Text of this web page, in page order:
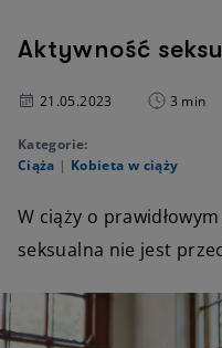
Aktywność
21.05.2023 3 min
Kategorie:
Ciąża | Kobieta w ciąży
W ciąży o
seksualna nie jest